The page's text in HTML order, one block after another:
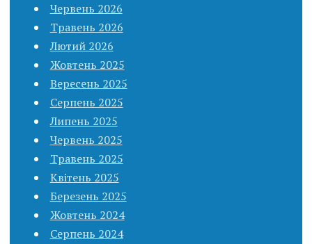
Червень 2026
Травень 2026
Лютий 2026
Жовтень 2025
Вересень 2025
Серпень 2025
Липень 2025
Червень 2025
Травень 2025
Квітень 2025
Березень 2025
Жовтень 2024
Серпень 2024